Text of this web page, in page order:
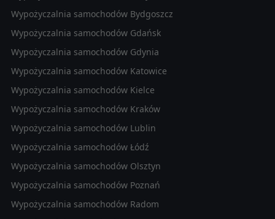
Wypożyczalnia samochodów Bydgoszcz
Wypożyczalnia samochodów Gdańsk
Wypożyczalnia samochodów Gdynia
Wypożyczalnia samochodów Katowice
Wypożyczalnia samochodów Kielce
Wypożyczalnia samochodów Kraków
Wypożyczalnia samochodów Lublin
Wypożyczalnia samochodów Łódź
Wypożyczalnia samochodów Olsztyn
Wypożyczalnia samochodów Poznań
Wypożyczalnia samochodów Radom